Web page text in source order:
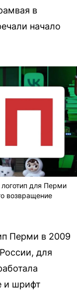
в
начало
для Перми
возвращение
Перми в 2009
для
и шрифт